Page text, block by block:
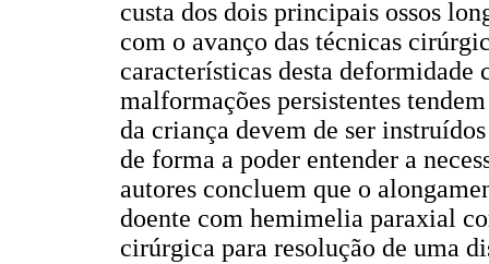
custa dos dois principais ossos
com o avanço das técnicas
características desta
malformações persistentes
da criança devem de ser
de forma a poder entender a
autores concluem que o
doente com hemimelia paraxial
cirúrgica para resolução de uma